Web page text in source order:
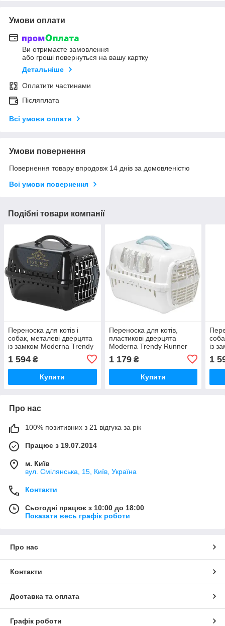
Умови оплати
Ви отримаєте замовлення
або гроші повернуться на вашу картку
Детальніше
Оплатити частинами
Післяплата
Всі умови оплати
Умови повернення
Повернення товару впродовж 14 днів за домовленістю
Всі умови повернення
Подібні товари компанії
Переноска для котів і
собак, металеві дверцята
із замком Moderna Trendy
Runner Luxurious чорний
50х32х34.5см
(T153015AA)
1 594 ₴
Купити
Переноска для котів,
пластикові дверцята
Moderna Trendy Runner
(T150027BE)
1 179₴
Купити
із
см
1
Про нас
100% позитивних з 21 відгука за рік
Працює з 19.07.2014
м. Київ
вул. Смілянська, 15, Київ, Україна
Контакти
Сьогодні працює з 10:00 до 18:00
Показати весь графік роботи
Про нас
Контакти
Доставка та оплата
Графік роботи